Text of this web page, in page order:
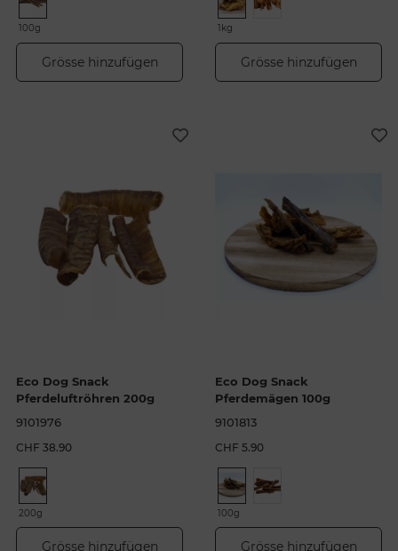
100g
Grösse hinzufügen
1kg
Grösse hinzufügen
Eco Dog Snack
Pferdeluftröhren 200g
9101976
CHF 38.90
200g
Grösse hinzufügen
Eco Dog Snack
Pferdemägen 100g
9101813
CHF 5.90
100g
Grösse hinzufügen